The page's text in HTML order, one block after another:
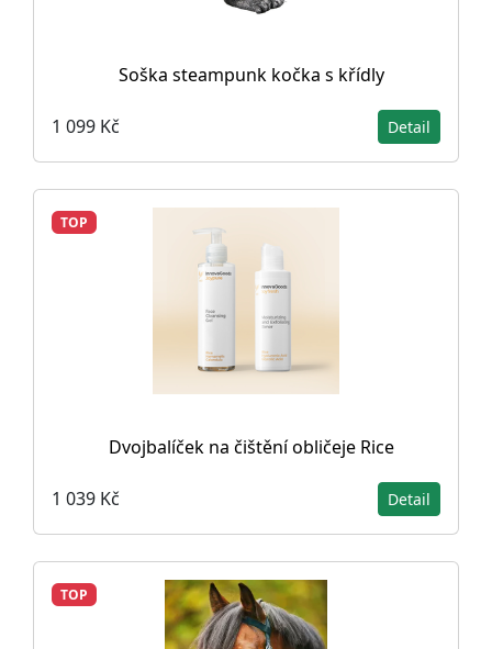
Soška steampunk kočka s křídly
1 099 Kč Detail
TOP
Dvojbalíček na čištění obličeje Rice
1 039 Kč Detail
TOP